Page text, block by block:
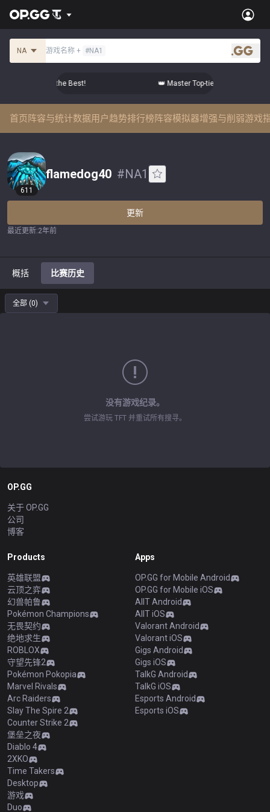
NA 游戏名称 + #NA1
.gg
Comps from the Best! 👑 Master Top-tier Comps from
首页阵容与统计数据用户趋势排行榜阵容模拟器增强与削弱游戏
611
flamedog40 #NA1
更新
最近更新:2年前
概括 比赛历史
全部 (0)
没有游戏纪录。
尝试游玩 TFT 并重试所有搜寻。
OP.GG
关于 OP.GG
公司
博客
Products
英雄联盟
云顶之弈
幻兽帕鲁
Pokémon Champions
无畏契约
绝地求生
ROBLOX
守望先锋2
Pokémon Pokopia
Marvel Rivals
Arc Raiders
Slay The Spire 2
Counter Strike 2
堡垒之夜
Diablo 4
2XKO
Time Takers
Desktop
游戏
Duo
Apps
OP.GG for Mobile Android
OP.GG for Mobile iOS
AllT Android
AllT iOS
Valorant Android
Valorant iOS
Gigs Android
Gigs iOS
TalkG Android
TalkG iOS
Esports Android
Esports iOS